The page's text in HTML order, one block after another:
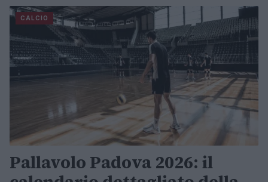
CALCIO
Pallavolo Padova 2026: il